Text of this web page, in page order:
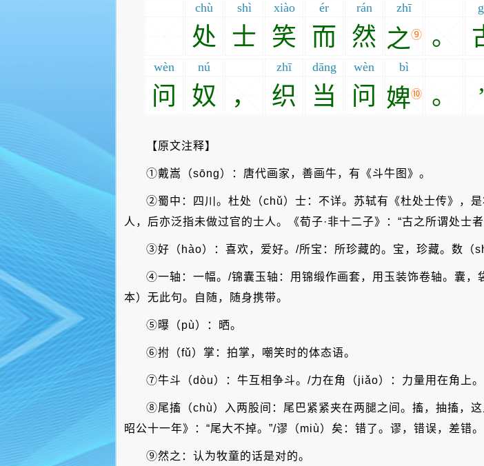
chù shì xiào ér rán zhī
处 士 笑 而 然 之⑨ 。
wèn nú zhī dāng wèn bì
问 奴 ， 织 当 问 婢⑩ 。
【原文注释】
①戴嵩（sōng）：唐代画家，善画牛，有《斗牛图》。
②蜀中：四川。杜处（chǔ）士：不详。苏轼有《杜处士传》，
人，后亦泛指未做过官的士人。《荀子·非十二子》：“古之所谓处士
③好（hào）：喜欢，爱好。/所宝：所珍藏的。宝，珍藏。数（
④一轴：一幅。/锦囊玉轴：用锦缎作画套，用玉装饰卷轴。囊，
本）无此句。自随，随身携带。
⑤曝（pù）：晒。
⑥拊（fǔ）掌：拍掌，嘲笑时的体态语。
⑦牛斗（dòu）：牛互相争斗。/力在角（jiǎo）：力量用在角上。
⑧尾搐（chù）入两股间：尾巴紧紧夹在两腿之间。搐，抽搐，
昭公十一年》：“尾大不掉。”/谬（miù）矣：错了。谬，错误，差错。
⑨然之：认为牧童的话是对的。